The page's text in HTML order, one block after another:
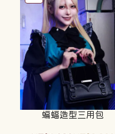
蝙蝠造型三用包